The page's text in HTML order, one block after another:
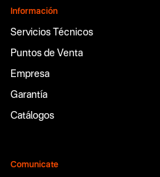
Información
Servicios Técnicos
Puntos de Venta
Empresa
Garantía
Catálogos
Comunicate